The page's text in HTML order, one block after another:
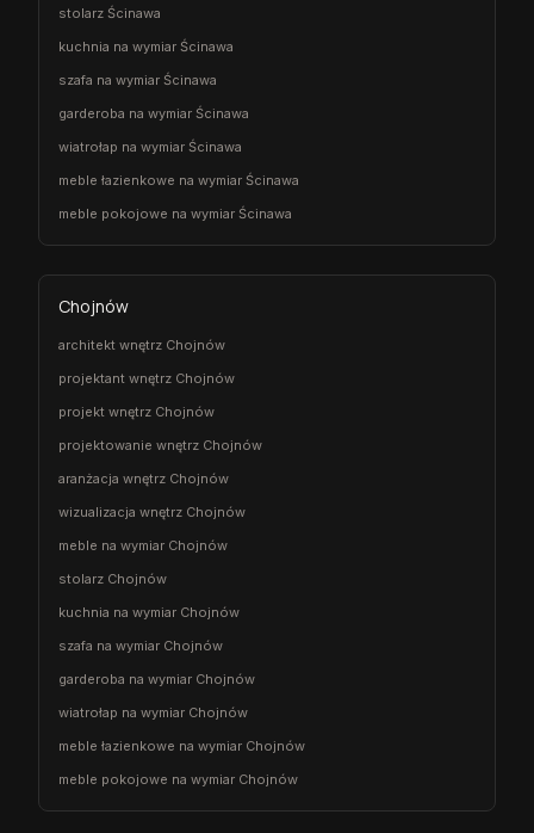
stolarz Ścinawa
kuchnia na wymiar Ścinawa
szafa na wymiar Ścinawa
garderoba na wymiar Ścinawa
wiatrołap na wymiar Ścinawa
meble łazienkowe na wymiar Ścinawa
meble pokojowe na wymiar Ścinawa
Chojnów
architekt wnętrz Chojnów
projektant wnętrz Chojnów
projekt wnętrz Chojnów
projektowanie wnętrz Chojnów
aranżacja wnętrz Chojnów
wizualizacja wnętrz Chojnów
meble na wymiar Chojnów
stolarz Chojnów
kuchnia na wymiar Chojnów
szafa na wymiar Chojnów
garderoba na wymiar Chojnów
wiatrołap na wymiar Chojnów
meble łazienkowe na wymiar Chojnów
meble pokojowe na wymiar Chojnów